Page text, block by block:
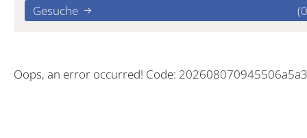
Gesuche
Oops, an error occurred! Code: